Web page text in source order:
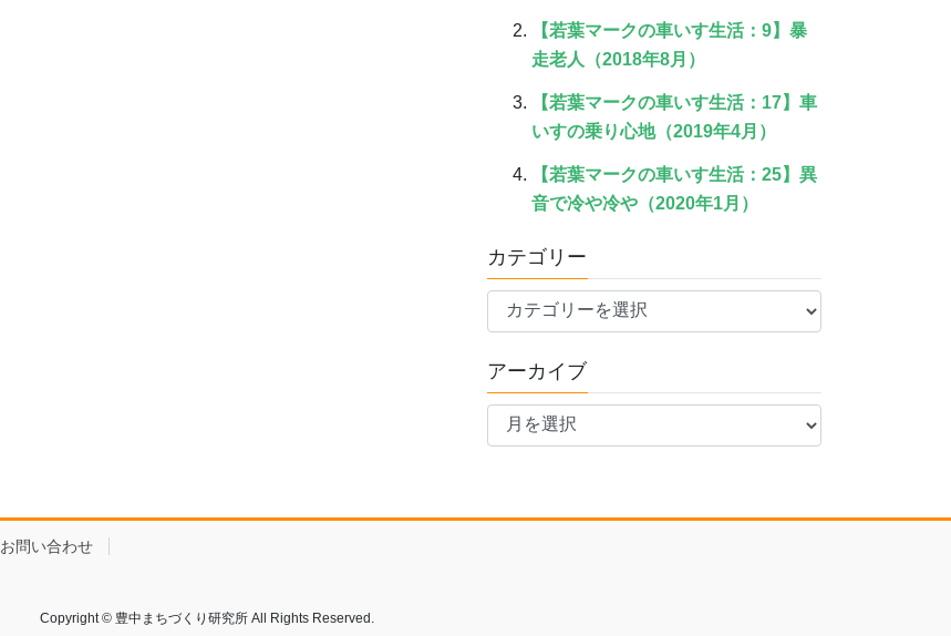
【若葉マークの車いす生活：9】暴
走老人（2018年8月）
【若葉マークの車いす生活：17】車
いすの乗り心地（2019年4月）
【若葉マークの車いす生活：25】異
音で冷や冷や（2020年1月）
カテゴリー
テ
リ
ー
アーカイブ
ア
お問い合わせ
Copyright © 豊中まちづくり研究所 All Rights Reserved.